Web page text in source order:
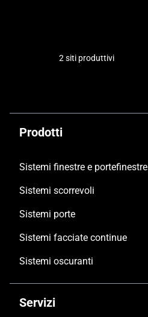
2 siti produttivi
Prodotti
Sistemi finestre e portefinestre
Sistemi scorrevoli
Sistemi porte
Sistemi facciate continue
Sistemi oscuranti
Servizi